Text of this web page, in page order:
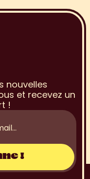
lette
nouvelles
et recevez un
!